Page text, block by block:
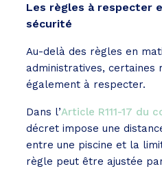
Les règles à respecter
sécurité
Au-delà des règles en
administratives, certaines
également à respecter.
Dans l’Article R111-17 du
décret impose une
entre une piscine et la
règle peut être ajustée